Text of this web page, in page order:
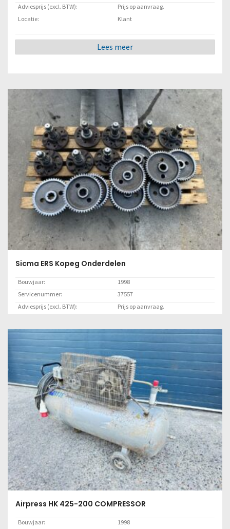
Adviesprijs (excl. BTW):
Prijs op aanvraag.
Locatie:
Klant
Lees meer
Sicma ERS Kopeg Onderdelen
Bouwjaar:
1998
Servicenummer:
37557
Adviesprijs (excl. BTW):
Prijs op aanvraag.
Lees meer
Airpress HK 425-200 COMPRESSOR
Bouwjaar:
1998